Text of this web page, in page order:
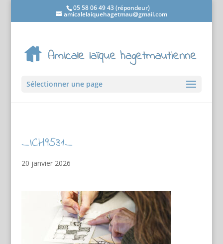
05 58 06 49 43 (répondeur)
amicalelaiquehagetmau@gmail.com
Sélectionner une page
_ICH9531_
20 janvier 2026